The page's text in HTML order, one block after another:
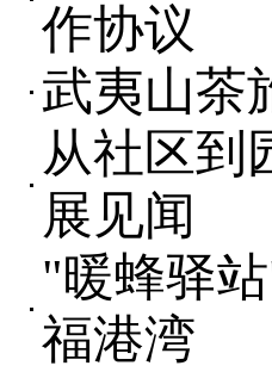
作协议
武夷山茶
从社区到
展见闻
"暖蜂驿
福港湾